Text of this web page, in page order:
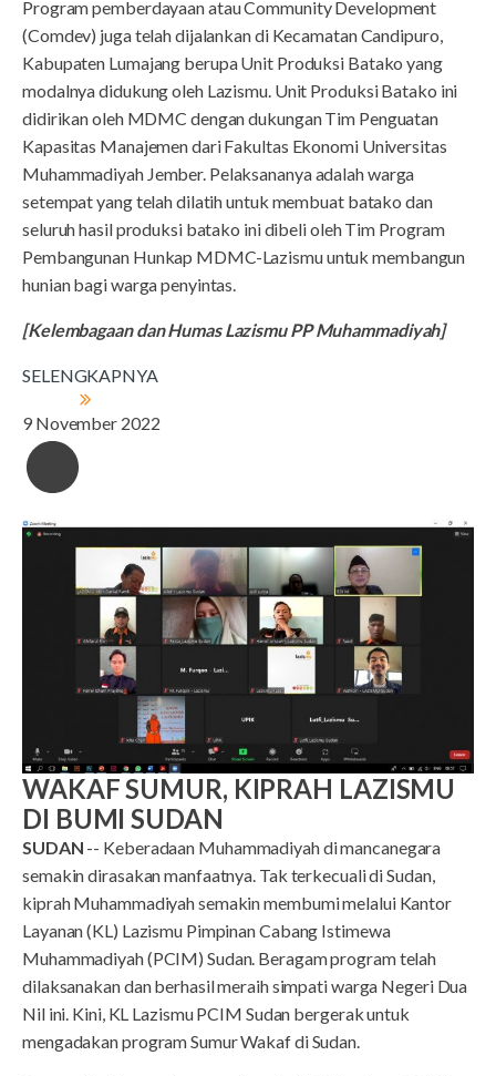
Program pemberdayaan atau Community Development
(Comdev) juga telah dijalankan di Kecamatan Candipuro,
Kabupaten Lumajang berupa Unit Produksi Batako yang
modalnya didukung oleh Lazismu. Unit Produksi Batako ini
didirikan oleh MDMC dengan dukungan Tim Penguatan
Kapasitas Manajemen dari Fakultas Ekonomi Universitas
Muhammadiyah Jember. Pelaksananya adalah warga
setempat yang telah dilatih untuk membuat batako dan
seluruh hasil produksi batako ini dibeli oleh Tim Program
Pembangunan Hunkap MDMC-Lazismu untuk membangun
hunian bagi warga penyintas.
[Kelembagaan dan Humas Lazismu PP Muhammadiyah]
SELENGKAPNYA
9 November 2022
WAKAF SUMUR, KIPRAH LAZISMU
DI BUMI SUDAN
SUDAN -- Keberadaan Muhammadiyah di mancanegara
semakin dirasakan manfaatnya. Tak terkecuali di Sudan,
kiprah Muhammadiyah semakin membumi melalui Kantor
Layanan (KL) Lazismu Pimpinan Cabang Istimewa
Muhammadiyah (PCIM) Sudan. Beragam program telah
dilaksanakan dan berhasil meraih simpati warga Negeri Dua
Nil ini. Kini, KL Lazismu PCIM Sudan bergerak untuk
mengadakan program Sumur Wakaf di Sudan.